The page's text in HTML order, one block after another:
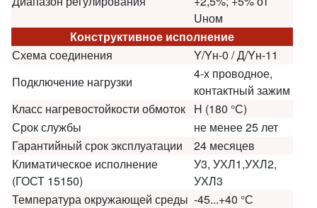
Uном
Конструктивное исполнение
Схема соединения
Y/Yн-0 / Д/Yн-11
Подключение нагрузки
4-х проводное,
контактный зажим
Класс нагревостойкости обмоток H (180 °С)
Срок службы
не менее 25 лет
Гарантийный срок эксплуатации
24 месяцев
Климатическое исполнение
(ГОСТ 15150)
У3, УХЛ1,УХЛ2,
УХЛ3
Температура окружающей среды -45...+40 °С